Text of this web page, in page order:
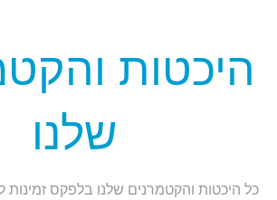
היכטות
שלנו
כל היכטות והקטמרנים שלנו בלפקס